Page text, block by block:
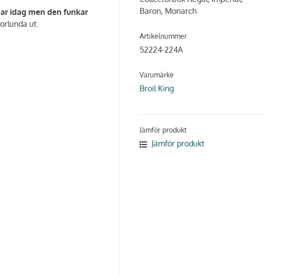
idag men den funkar
ut.
Baron, Monarch
Artikelnummer
52224-224A
Varumärke
Broil King
Jämför produkt
Jämför produkt